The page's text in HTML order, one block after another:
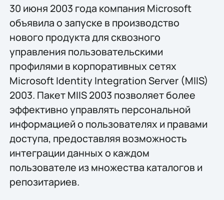
30 июня 2003 года компания Microsoft
объявила о запуске в производство
нового продукта для сквозного
управления пользовательскими
профилями в корпоративных сетях
Microsoft Identity Integration Server (MIIS)
2003. Пакет MIIS 2003 позволяет более
эффективно управлять персональной
информацией о пользователях и правами
доступа, предоставляя возможность
интеграции данных о каждом
пользователе из множества каталогов и
репозитариев.